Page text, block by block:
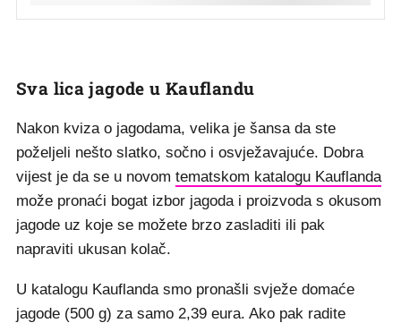
Sva lica jagode u Kauflandu
Nakon kviza o jagodama, velika je šansa da ste
poželjeli nešto slatko, sočno i osvježavajuće. Dobra
vijest je da se u novom tematskom katalogu Kauflanda
može pronaći bogat izbor jagoda i proizvoda s okusom
jagode uz koje se možete brzo zasladiti ili pak
napraviti ukusan kolač.
U katalogu Kauflanda smo pronašli svježe domaće
jagode (500 g) za samo 2,39 eura. Ako pak radite